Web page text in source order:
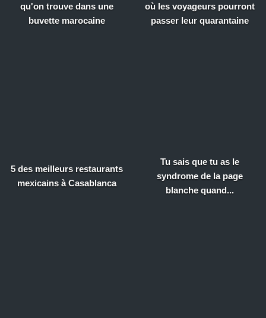
qu'on trouve dans une
buvette marocaine
où les voyageurs pourront
passer leur quarantaine
5 des meilleurs restaurants
mexicains à Casablanca
Tu sais que tu as le
syndrome de la page
blanche quand...